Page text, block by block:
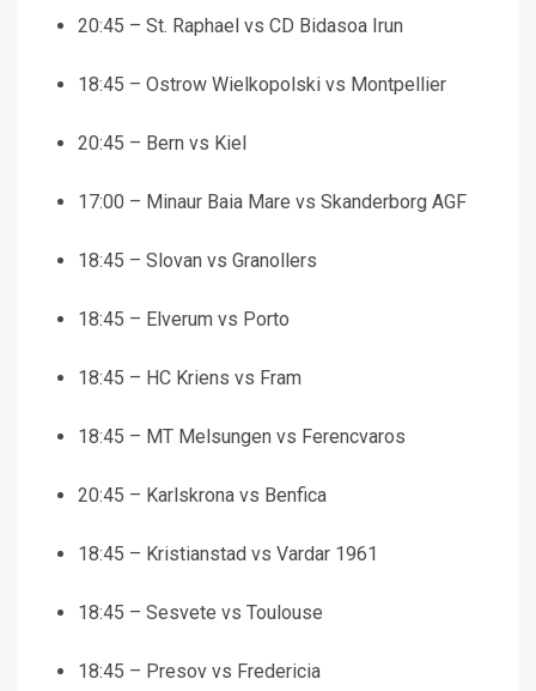
20:45 – St. Raphael vs CD Bidasoa Irun
18:45 – Ostrow Wielkopolski vs Montpellier
20:45 – Bern vs Kiel
17:00 – Minaur Baia Mare vs Skanderborg AGF
18:45 – Slovan vs Granollers
18:45 – Elverum vs Porto
18:45 – HC Kriens vs Fram
18:45 – MT Melsungen vs Ferencvaros
20:45 – Karlskrona vs Benfica
18:45 – Kristianstad vs Vardar 1961
18:45 – Sesvete vs Toulouse
18:45 – Presov vs Fredericia